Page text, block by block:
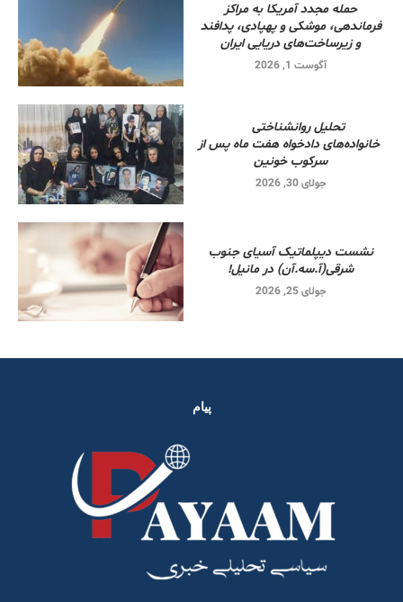
حمله مجدد آمریکا به مراکز
فرماندهی، موشکی و پهپادی، پدافند
و زیرساخت‌های دریایی ایران
آگوست 1, 2026
تحلیل روانشناختی
خانواده‌های دادخواه هفت ماه پس از
سرکوب خونین
جولای 30, 2026
نشست دیپلماتیک آسیای جنوب
شرقی‌(آ.سه.آن) در مانیل!
جولای 25, 2026
پیام